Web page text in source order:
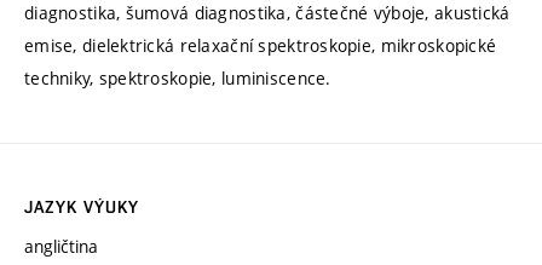
diagnostika, šumová diagnostika, částečné výboje, akustická
emise, dielektrická relaxační spektroskopie, mikroskopické
techniky, spektroskopie, luminiscence.
JAZYK VÝUKY
angličtina